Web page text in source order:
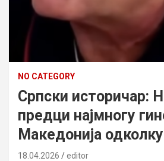
NO CATEGORY
Српски историчар:
предци најмногу
Македонија
18.04.2026 editor